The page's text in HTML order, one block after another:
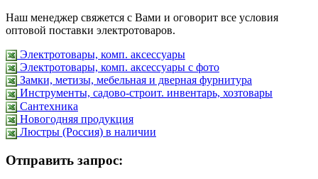
Наш менеджер свяжется с Вами и оговорит все условия
оптовой поставки электротоваров.
Электротовары, комп. аксессуары
Электротовары, комп. аксессуары с фото
Замки, метизы, мебельная и дверная фурнитура
Инструменты, садово-строит. инвентарь, хозтовары
Сантехника
Новогодняя продукция
Люстры (Россия) в наличии
Отправить запрос: